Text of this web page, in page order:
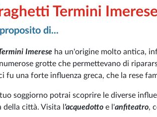
Termini Imerese
di...
Imerese ha un'origine molto antica,
grotte che permettevano di
fu una forte influenza greca, che la rese
soggiorno potrai scoprire le diverse
città. Visita l 'acquedotto e l'anfiteatro,